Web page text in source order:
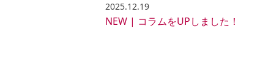
2025.12.19
NEW | コラムをUPしました！